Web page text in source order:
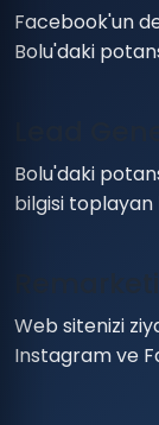
Facebook'un
Bolu'daki
Bolu'daki
bilgisi toplayan
Web sitenizi
Instagram ve